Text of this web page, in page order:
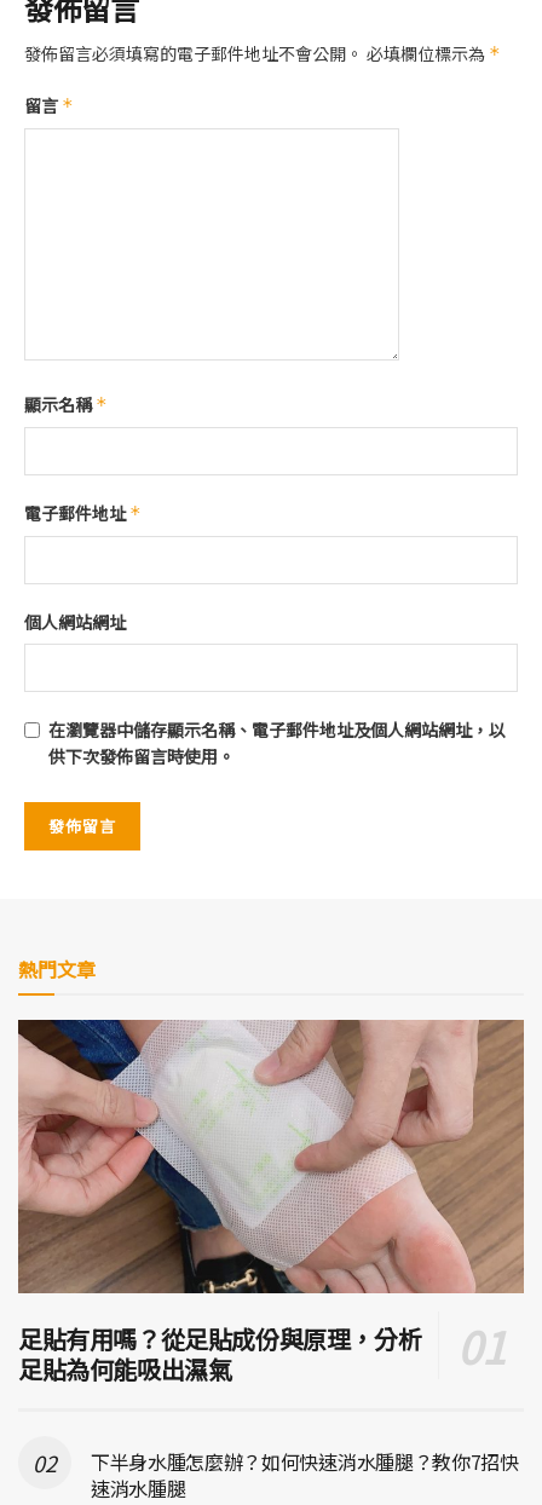
發佈留言必須填寫的電子郵件地址不會公開。 必填欄位標示為 *
留言*
顯示名稱*
電子郵件地址*
個人網站網址
在瀏覽器中儲存顯示名稱、電子郵件地址及個人網站網址，以
供下次發佈留言時使用。
熱門文章
足貼有用嗎？從足貼成份與原理，分析
足貼為何能吸出濕氣
下半身水腫怎麼辦？如何快速消水腫腿？教你7招快
速消水腫腿